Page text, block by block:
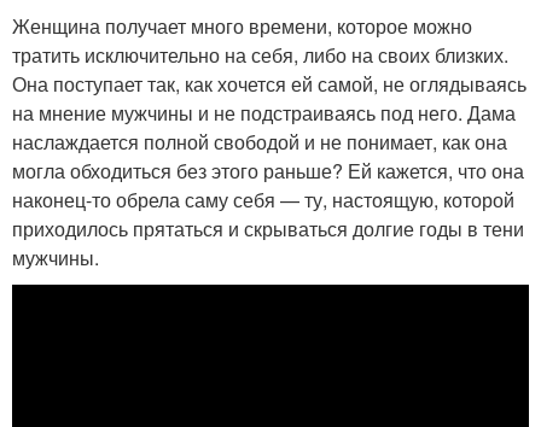
Женщина получает много времени, которое можно
тратить исключительно на себя, либо на своих близких.
Она поступает так, как хочется ей самой, не оглядываясь
на мнение мужчины и не подстраиваясь под него. Дама
наслаждается полной свободой и не понимает, как она
могла обходиться без этого раньше? Ей кажется, что она
наконец-то обрела саму себя — ту, настоящую, которой
приходилось прятаться и скрываться долгие годы в тени
мужчины.